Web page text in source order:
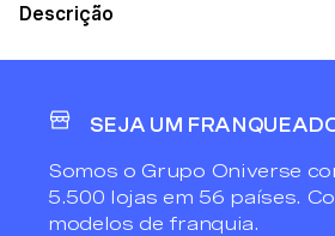
Descrição
SEJA UM
Somos o Grupo Oniverse
5.500 lojas em 56 países.
modelos de franquia.